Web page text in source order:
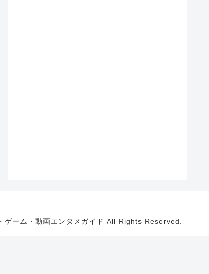
ーム・動画エンタメガイド All Rights Reserved.